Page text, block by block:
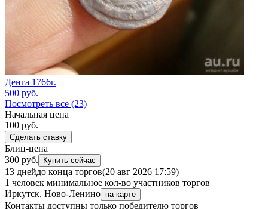
Денга 1766г.
500 руб.
Посмотреть все (23)
Начальная цена
100 руб.
Сделать ставку
Блиц-цена
300 руб.
Купить сейчас
13 днейдо конца торгов(20 авг 2026 17:59)
1 человек минимальное кол-во участников торгов
Иркутск, Ново-Ленино на карте
Контакты доступны только победителю торгов